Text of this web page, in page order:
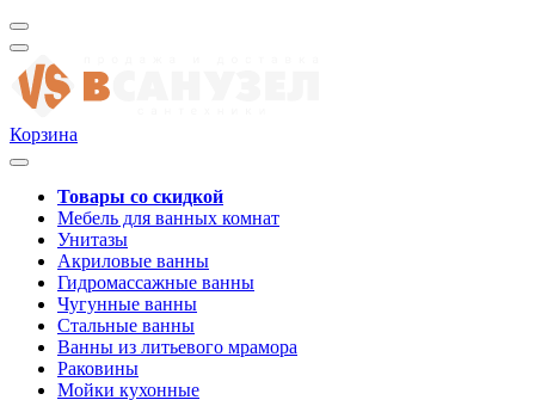
Корзина
Товары со скидкой
Мебель для ванных комнат
Унитазы
Акриловые ванны
Гидромассажные ванны
Чугунные ванны
Стальные ванны
Ванны из литьевого мрамора
Раковины
Мойки кухонные